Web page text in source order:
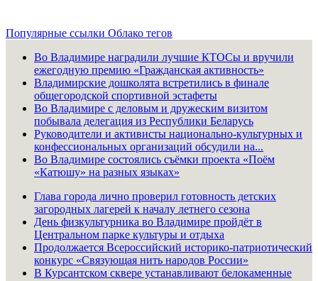
Популярные ссылки Облако тегов
Во Владимире наградили лучшие КТОСы и вручили
ежегодную премию «Гражданская активность»
Владимирские дошколята встретились в финале
общегородской спортивной эстафеты
Во Владимире с деловым и дружеским визитом
побывала делегация из Республики Беларусь
Руководители и активисты национально-культурных и
конфессиональных организаций обсудили на...
Во Владимире состоялись съёмки проекта «Поём
«Катюшу» на разных языках»
Глава города лично проверил готовность детских
загородных лагерей к началу летнего сезона
День физкультурника во Владимире пройдёт в
Центральном парке культуры и отдыха
Продолжается Всероссийский историко-патриотический
конкурс «Связующая нить народов России»
В Курсантском сквере устанавливают белокаменные